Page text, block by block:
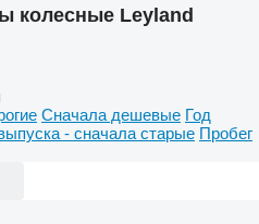
колесные Leyland
Сначала дешевые Год
- сначала старые Пробег